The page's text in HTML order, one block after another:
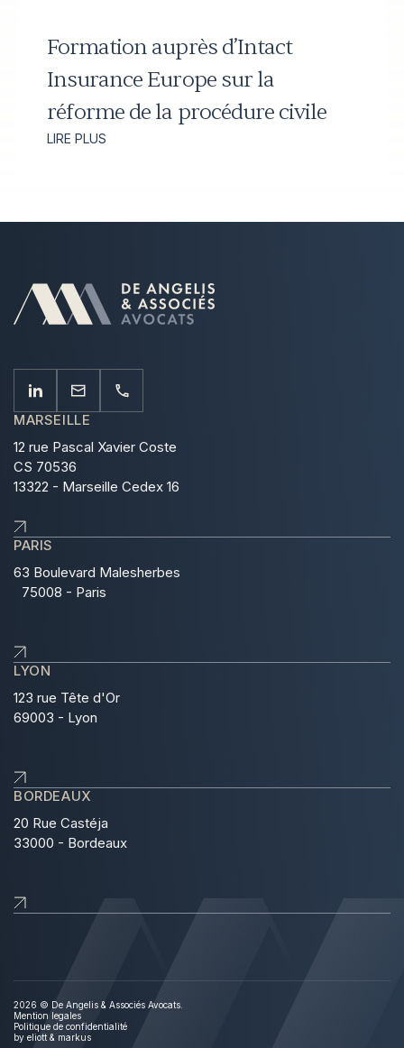
Formation auprès d’Intact
Insurance Europe sur la
réforme de la procédure civile
LIRE PLUS
MARSEILLE
12 rue Pascal Xavier Coste
CS 70536
13322 - Marseille Cedex 16
PARIS
63 Boulevard Malesherbes
75008 - Paris
LYON
123 rue Tête d'Or
69003 - Lyon
BORDEAUX
20 Rue Castéja
33000 - Bordeaux
2026 © De Angelis & Associés Avocats.
Mention legales
Politique de confidentialité
by eliott & markus